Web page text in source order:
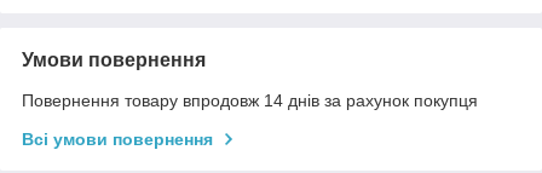
Умови повернення
Повернення товару впродовж 14 днів за рахунок покупця
Всі умови повернення